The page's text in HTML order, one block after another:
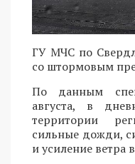
ГУ МЧС по
со штормовым
По данным
августа, в
территории
сильные дожди,
и усиление ветра